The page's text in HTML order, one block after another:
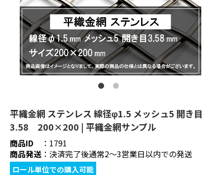
平織金網 ステンレス 線径φ1.5 メッシュ5 開き目
3.58 200×200 | 平織金網サンプル
商品ID ： 1791
商品発送 ： 決済完了後通常2～3営業日以内での発送
ロール単位での購入可能